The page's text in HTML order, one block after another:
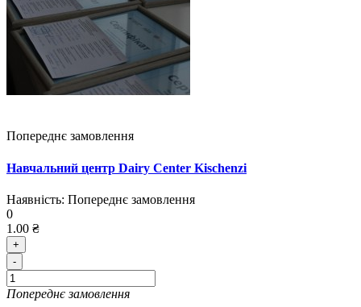
Попереднє замовлення
Навчальний центр Dairy Center Kischenzi
Наявність: Попереднє замовлення
0
1.00 ₴
+
-
Попереднє замовлення